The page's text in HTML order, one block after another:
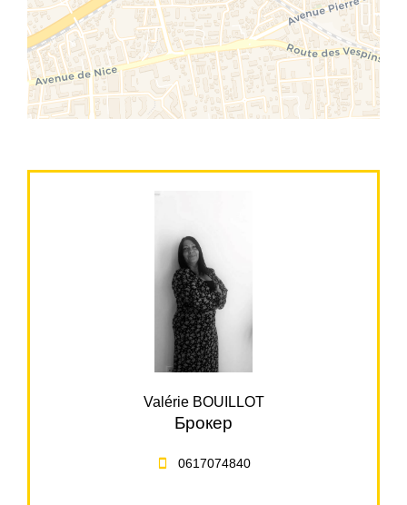
Valérie BOUILLOT
Брокер
0617074840